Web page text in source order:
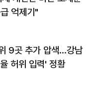
억제기"
9곳 추가 압색…강남
허위 입력' 정황